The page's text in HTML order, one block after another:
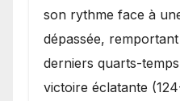
son rythme face à
dépassée,
derniers quarts-
victoire éclatante